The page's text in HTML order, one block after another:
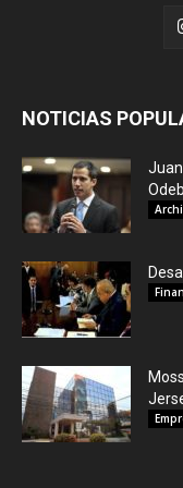
NOTICIAS